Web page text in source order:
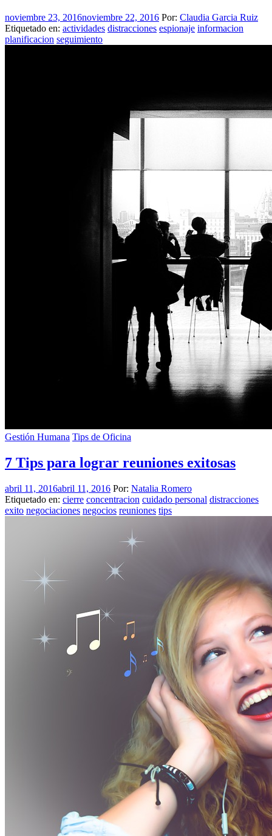
noviembre 23, 2016noviembre 22, 2016 Por: Claudia Garcia Ruiz
Etiquetado en: actividades distracciones espionaje informacion
planificacion seguimiento
Gestión Humana Tips de Oficina
7 Tips para lograr reuniones exitosas
abril 11, 2016abril 11, 2016 Por: Natalia Romero
Etiquetado en: cierre concentracion cuidado personal distracciones
exito negociaciones negocios reuniones tips